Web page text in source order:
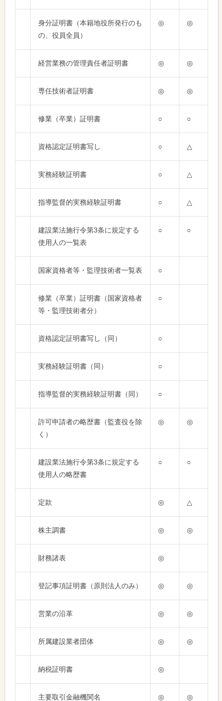
身分証明書（本籍地役所発行のも
の、役員全員）
◎ ◎
経営業務の管理責任者証明書 ◎ ◎
専任技術者証明書 ◎ ◎
修業（卒業）証明書 ○ ○
資格認定証明書写し ○ △
実務経験証明書 ○ △
指導監督的実務経験証明書 ○ △
建設業法施行令第3条に規定する
使用人の一覧表
○ ○
国家資格者等・監理技術者一覧表 ○
修業（卒業）証明書（国家資格者
等・監理技術者分）
○
資格認定証明書写し（同） ○
実務経験証明書（同） ○
指導監督的実務経験証明書（同） ○
許可申請者の略歴書（監査役を除
く）
◎ ◎
建設業法施行令第3条に規定する
使用人の略歴書
○ ○
定款 ◎ △
株主調書 ◎ ◎
財務諸表 ◎
登記事項証明書（原則法人のみ） ◎ ◎
営業の沿革 ◎ ◎
所属建設業者団体 ◎ ◎
納税証明書 ◎
主要取引金融機関名 ◎ ◎